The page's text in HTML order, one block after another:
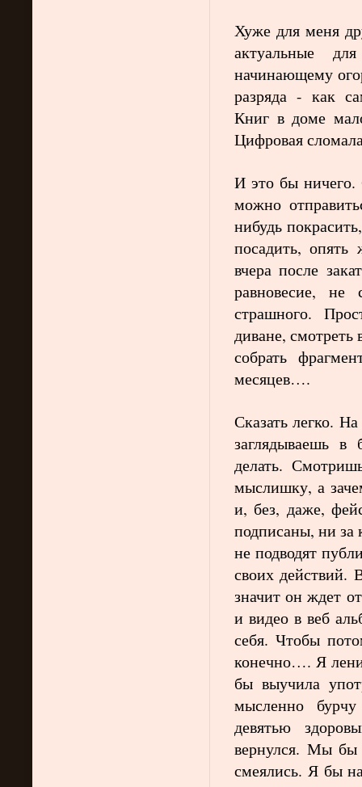
Хуже для меня
актуальные
начинающему
разряда - как
Книг в доме
Цифровая
И это бы ничего.
можно
нибудь
посадить,
вчера после
равновесие, не
страшного.
диване,
собрать
месяцев….
Сказать легко.
заглядываешь в
делать.
мыслишку, а
и, без, даже,
подписаны, ни
не подводят
своих действий.
значит он ждет
и видео в веб
себя. Чтобы
конечно…. Я
бы выучила
мысленно
девятью
вернулся. Мы бы
смеялись. Я бы